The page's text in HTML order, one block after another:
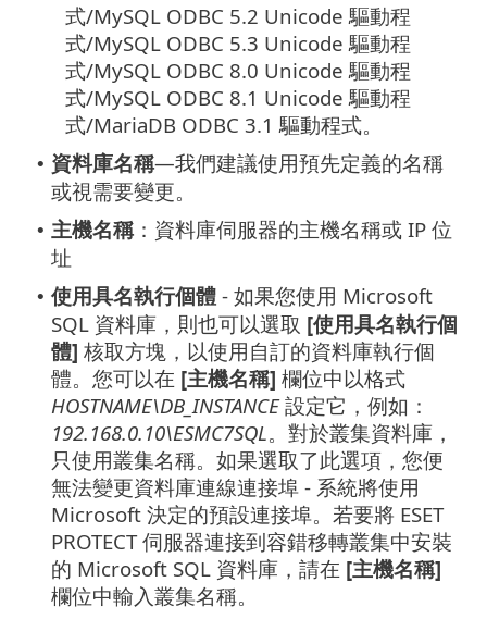
式/MySQL ODBC 5.2 Unicode 驅動程
式/MySQL ODBC 5.3 Unicode 驅動程
式/MySQL ODBC 8.0 Unicode 驅動程
式/MySQL ODBC 8.1 Unicode 驅動程
式/MariaDB ODBC 3.1 驅動程式。
• 資料庫名稱—我們建議使用預先定義的名稱
或視需要變更。
• 主機名稱 ：資料庫伺服器的主機名稱或 IP 位
址
• 使用具名執行個體 - 如果您使用 Microsoft
SQL 資料庫，則也可以選取 [使用具名執行個
體] 核取方塊，以使用自訂的資料庫執行個
體。您可以在 [主機名稱] 欄位中以格式
HOSTNAME\DB_INSTANCE設定它，例如：
192.168.0.10\ESMC7SQL。對於叢集資料庫，
只使用叢集名稱。如果選取了此選項，您便
無法變更資料庫連線連接埠 - 系統將使用
Microsoft 決定的預設連接埠。若要將 ESET
PROTECT 伺服器連接到容錯移轉叢集中安裝
的 Microsoft SQL 資料庫，請在 [主機名稱]
欄位中輸入叢集名稱。